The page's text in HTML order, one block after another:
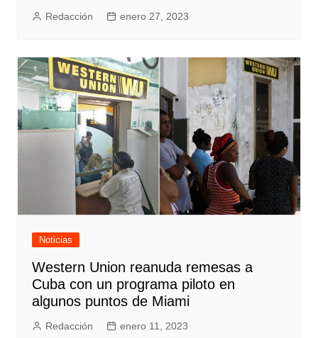
Redacción enero 27, 2023
Noticias
Western Union reanuda remesas a
Cuba con un programa piloto en
algunos puntos de Miami
Redacción enero 11, 2023